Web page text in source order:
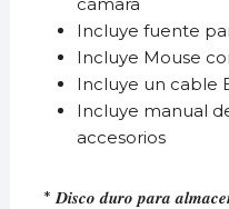
Incluye fuente
Incluye Mouse
Incluye un cable
Incluye manual
accesorios
* 𝑫𝒊𝒔𝒄𝒐 𝒅𝒖𝒓𝒐 𝒑𝒂𝒓𝒂